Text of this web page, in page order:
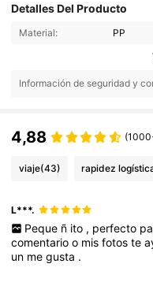
Detalles Del Producto
Material: PP
Información de seguridad y
4,88
viaje(43) rapidez
L***.
Peque ñ ito , perfecto
comentarioo misfotoste
un megusta .